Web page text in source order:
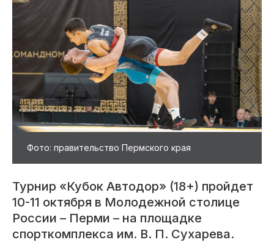
Фото: правительство Пермского края
Турнир «Кубок Автодор» (18+) пройдет
10-11 октября в Молодежной столице
России – Перми – на площадке
спорткомплекса им. В. П. Сухарева.